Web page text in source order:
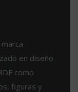
en diseño
como
figuras y